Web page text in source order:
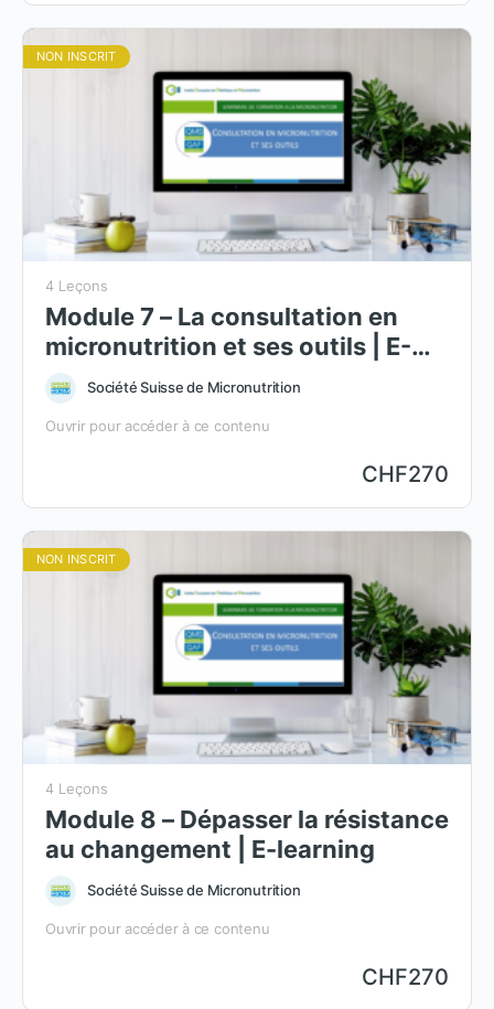
NON INSCRIT
4 Leçons
Module 7 – La consultation en
micronutrition et ses outils | E-
learning
Société Suisse de Micronutrition
Ouvrir pour accéder à ce contenu
CHF270
NON INSCRIT
4 Leçons
Module 8 – Dépasser la résistance
au changement | E-learning
Société Suisse de Micronutrition
Ouvrir pour accéder à ce contenu
CHF270